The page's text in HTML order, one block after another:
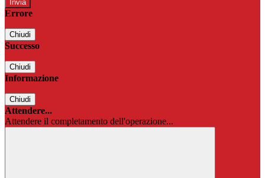
Errore
Chiudi
Successo
Chiudi
Informazione
Chiudi
Attendere...
Attendere il completamento dell'operazione...